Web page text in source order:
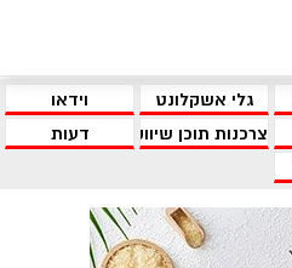
גלי אשקלונט
וידאו
צרכנות תוכן שיווקי
דעות